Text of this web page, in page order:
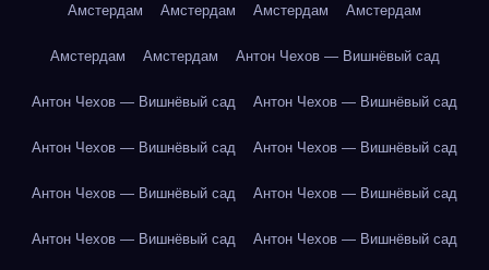
Амстердам Амстердам Амстердам Амстердам
Амстердам Амстердам Антон Чехов — Вишнёвый сад
Антон Чехов — Вишнёвый сад Антон Чехов — Вишнёвый сад
Антон Чехов — Вишнёвый сад Антон Чехов — Вишнёвый сад
Антон Чехов — Вишнёвый сад Антон Чехов — Вишнёвый сад
Антон Чехов — Вишнёвый сад Антон Чехов — Вишнёвый сад